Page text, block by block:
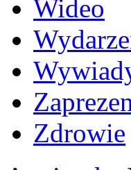
Wideo
Zdrowie